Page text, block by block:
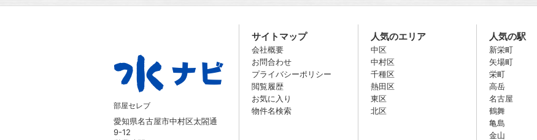
部屋セレブ
愛知県名古屋市中村区太閤通
9-12
サイトマップ
会社概要
お問合わせ
プライバシーポリシー
閲覧履歴
お気に入り
物件名検索
人気のエリア
中区
中村区
千種区
熱田区
東区
北区
人気の駅
新栄町
矢場町
栄町
高岳
名古屋
鶴舞
亀島
金山